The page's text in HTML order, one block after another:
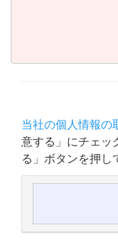
当社の個人情報の
意する」にチェッ
る」ボタンを押し